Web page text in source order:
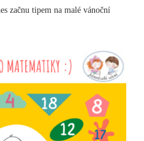
začnu tipem na malé vánoční